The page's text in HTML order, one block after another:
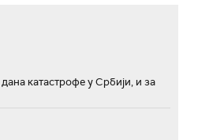
катастрофе у Србији, и за